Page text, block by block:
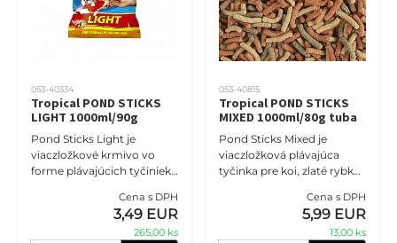
053-40334
Tropical POND STICKS
LIGHT 1000ml/90g
Pond Sticks Light je
viaczložkové krmivo vo
forme plávajúcich tyčiniek,
druhy rýb v záhradných
jazierkach. Krmivo je
Cena s DPH
3,49 EUR
265,00 ks
053-40815
Tropical POND STICKS
MIXED 1000ml/80g tuba
Pond Sticks Mixed je
viaczložková plávajúca
tyčinka pre koi, zlaté rybky
ryby chované v záhradných
jazierkach a rybníkoch. Sta
Cena s DPH
5,99 EUR
13,00 ks